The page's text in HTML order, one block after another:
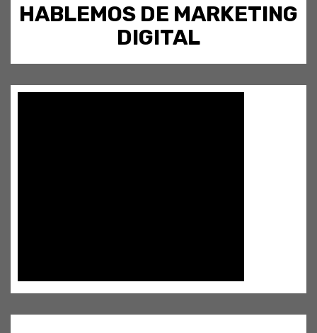
HABLEMOS DE MARKETING
DIGITAL